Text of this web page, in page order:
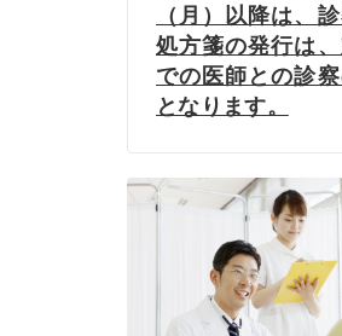
（月）以降は、診
処方箋の発行は
での医師との診
となります。